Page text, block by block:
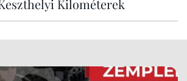
Kilométerek